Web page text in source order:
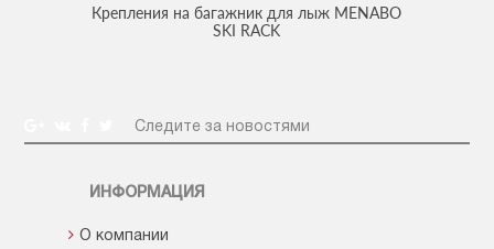
Крепления на багажник для лыж MENABO
SKI RACK
Следите за новостями
ИНФОРМАЦИЯ
О компании